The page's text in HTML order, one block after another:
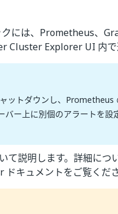
には、Prometheus、
Explorer UI 内で
ットダウンし、Prometheus
ー上に別個のアラートを設
説明します。詳細につ
キュメントをご覧くださ